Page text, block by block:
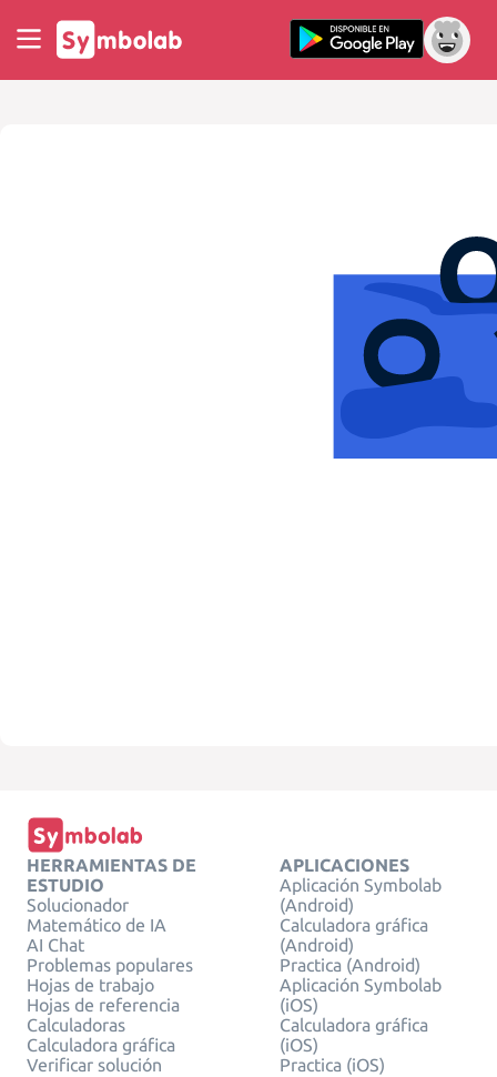
HERRAMIENTAS DE
ESTUDIO
Solucionador
Matemático de IA
AI Chat
Problemas populares
Hojas de trabajo
Hojas de referencia
Calculadoras
Calculadora gráfica
Verificar solución
APLICACIONES
Aplicación Symbolab
(Android)
Calculadora gráfica
(Android)
Practica (Android)
Aplicación Symbolab
(iOS)
Calculadora gráfica
(iOS)
Practica (iOS)